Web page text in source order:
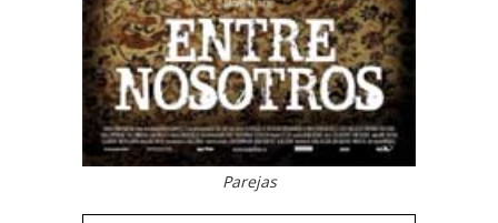
Parejas